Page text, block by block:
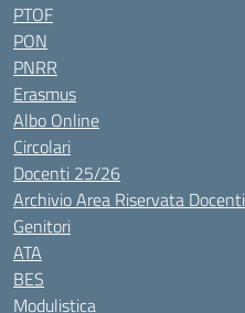
PTOF
PON
PNRR
Erasmus
Albo Online
Circolari
Docenti 25/26
Archivio Area Riservata Docenti
Genitori
ATA
BES
Modulistica